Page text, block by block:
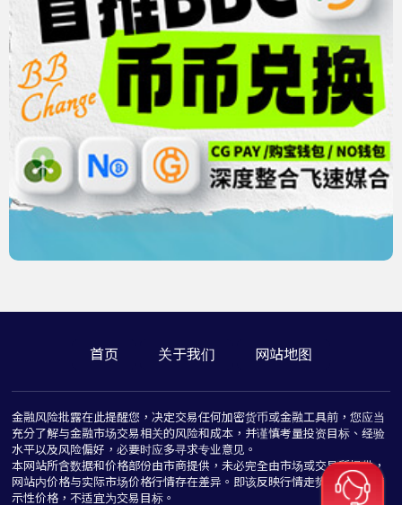
首页 关于我们 网站地图
金融风险批露在此提醒您，决定交易任何加密货币或金融工具前，您应当
充分了解与金融市场交易相关的风险和成本，并谨慎考量投资目标、经验
水平以及风险偏好，必要时应多寻求专业意见。
本网站所含数据和价格部份由市商提供，未必完全由市场或交易所提供，
网站内价格与实际市场价格行情存在差异。即该反映行情走势价格仅为指
示性价格，不适宜为交易目标。